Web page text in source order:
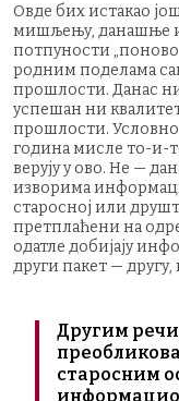
Овде бих истакао
мишљењу, данашње
потпуности
родним поделама
прошлости. Данас
успешан ни
прошлости. Условно
година мисле то-и-
верују у ово. Не —
изворима
старосној или
претплаћени на
одатле добијају
други пакет — другу,
Другим
старосним